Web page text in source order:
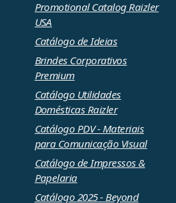
Promotional Catalog Raizler
USA
Catálogo de Ideias
Brindes Corporativos
Premium
Catálogo Utilidades
Domésticas Raizler
Catálogo PDV - Materiais
para Comunicação Visual
Catálogo de Impressos &
Papelaria
Catálogo 2025 - Beyond